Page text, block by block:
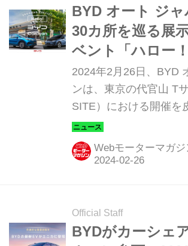
BYD オート ジャ
30カ所を巡る展
ベント「ハロー
ャラバン」を実
2024年2月26日、BYD
ンは、東京の代官山 T
SITE）における開催を
約30カ所で車両の展示
「ハロー！ BYDキャラ
BYD Caravan）」を実
Webモーターマガ
Official Staff
BYDがカーシェ